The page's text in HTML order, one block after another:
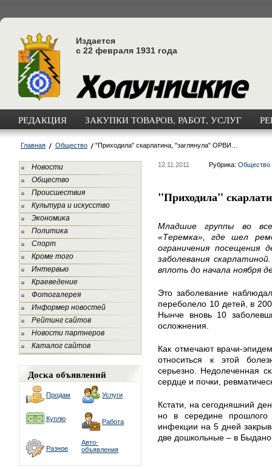
Издается
с 22 февраля 1931 года
РЕДАКЦИЯ ЗАКУПКИ ТОВАРОВ, РАБОТ, УСЛУГ
Главная Общество "Приходила" скарлатина, "заглянула" ОРВИ…
Новости
Общество
Происшествия
Культура и искусство
Экономика
Политика
Спорт
Кроме того
Интервью
Краеведение
Фотогалерея
Информер новостей
Рейтинг сайтов
Новости партнеров
Каталог сайтов
Доска объявлений
Продам Услуги
Куплю Работа
Разное
Авто-
объявления
12.11.2011 Рубрика: Общество
"Приходила"
Младшие группы во
«Теремка», где шел
ограничения посещения
заболевания
вплоть до начала ноября
Это заболевание
переболело 10 детей, в
Нынче вновь 10
осложнения.
Как отмечают врачи-
относиться к этой
серьезно. Недолеченная
сердце и почки,
Кстати, на сегодняшний
но в середине прошлого
инфекции на 5 дней
две дошкольные – в